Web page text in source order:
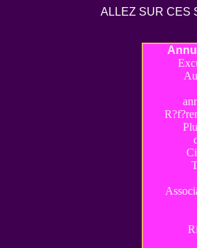
ALLEZ SUR CES